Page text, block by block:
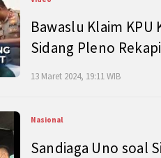
Bawaslu Klaim
Sidang Pleno
13 Maret 2024, 19:11 WIB
Nasional
Sandiaga Uno soal